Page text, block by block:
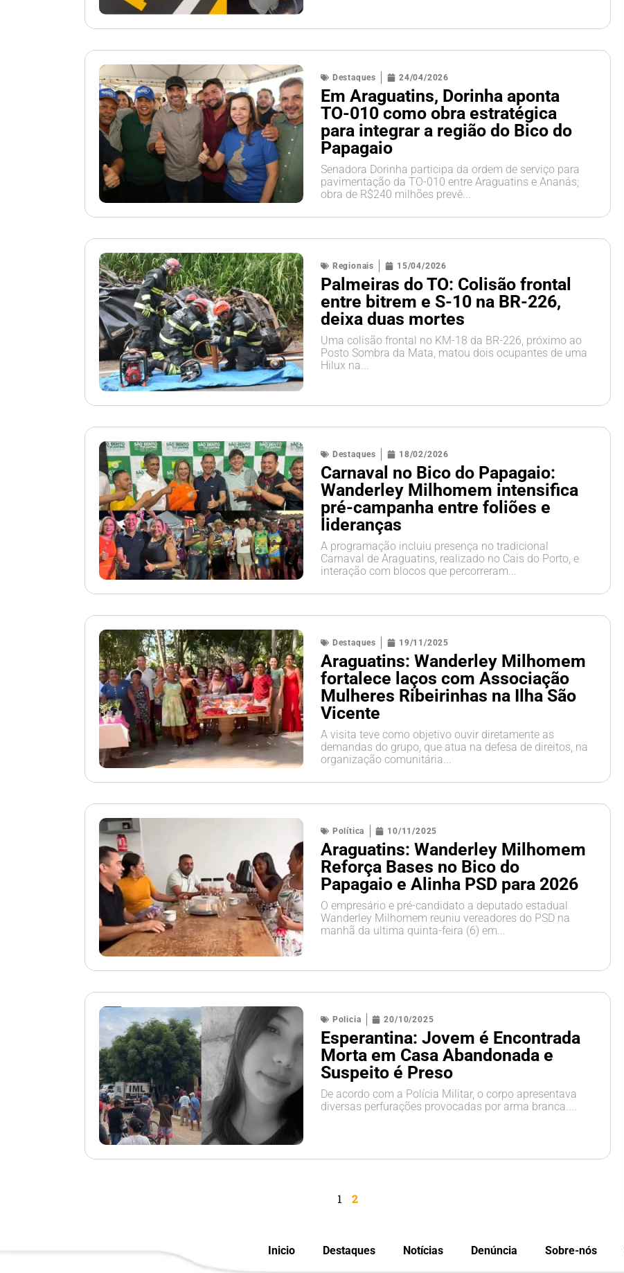
Destaques 24/04/2026
Em Araguatins, Dorinha aponta
TO-010 como obra estratégica
para integrar a região do Bico do
Papagaio
Senadora Dorinha participa da ordem de serviço para
pavimentação da TO-010 entre Araguatins e Ananás;
obra de R$240 milhões prevê...
Regionais 15/04/2026
Palmeiras do TO: Colisão frontal
entre bitrem e S-10 na BR-226,
deixa duas mortes
Uma colisão frontal no KM-18 da BR-226, próximo ao
Posto Sombra da Mata, matou dois ocupantes de uma
Hilux na...
Destaques 18/02/2026
Carnaval no Bico do Papagaio:
Wanderley Milhomem intensifica
pré-campanha entre foliões e
lideranças
A programação incluiu presença no tradicional
Carnaval de Araguatins, realizado no Cais do Porto, e
interação com blocos que percorreram...
Destaques 19/11/2025
Araguatins: Wanderley Milhomem
fortalece laços com Associação
Mulheres Ribeirinhas na Ilha São
Vicente
A visita teve como objetivo ouvir diretamente as
demandas do grupo, que atua na defesa de direitos, na
organização comunitária...
Política 10/11/2025
Araguatins: Wanderley Milhomem
Reforça Bases no Bico do
Papagaio e Alinha PSD para 2026
O empresário e pré-candidato a deputado estadual
Wanderley Milhomem reuniu vereadores do PSD na
manhã da ultima quinta-feira (6) em...
Policia 20/10/2025
Esperantina: Jovem é Encontrada
Morta em Casa Abandonada e
Suspeito é Preso
De acordo com a Polícia Militar, o corpo apresentava
diversas perfurações provocadas por arma branca....
1 2
Inicio Destaques Notícias Denúncia Sobre-nós